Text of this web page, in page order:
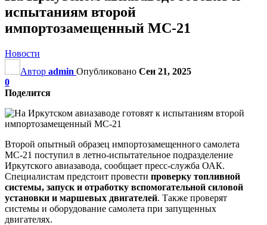
испытаниям второй
импортозамещенный МС-21
Новости
Автор admin Опубликовано Сен 21, 2025
0
Поделится
Второй опытный образец импортозамещенного самолета
МС-21 поступил в летно-испытательное подразделение
Иркутского авиазавода, сообщает пресс-служба ОАК.
Специалистам предстоит провести проверку топливной
системы, запуск и отработку вспомогательной силовой
установки и маршевых двигателей. Также проверят
системы и оборудование самолета при запущенных
двигателях.